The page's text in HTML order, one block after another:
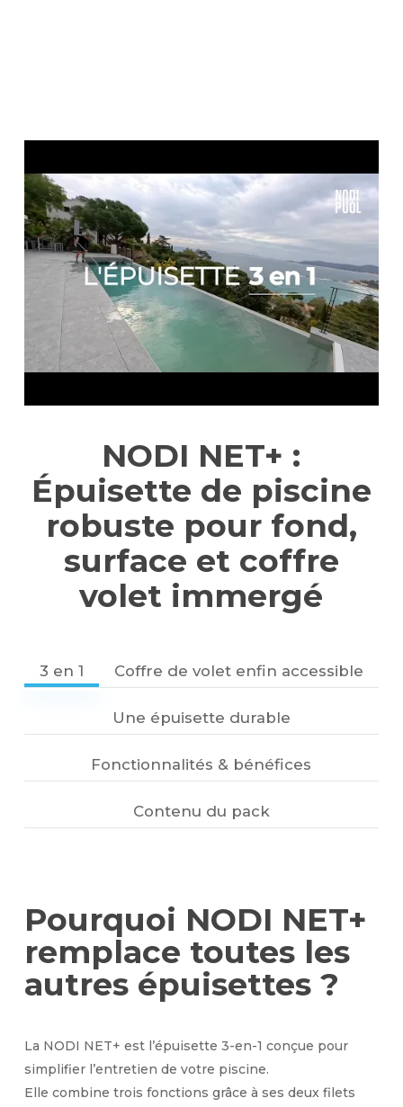
NODI NET+ :
Épuisette de piscine
robuste pour fond,
surface et coffre
volet immergé
3 en 1 Coffre de volet enfin accessible
Une épuisette durable
Fonctionnalités & bénéfices
Contenu du pack
Pourquoi NODI NET+
remplace toutes les
autres épuisettes ?
La NODI NET+ est l’épuisette 3-en-1 conçue pour
simplifier l’entretien de votre piscine.
Elle combine trois fonctions grâce à ses deux filets